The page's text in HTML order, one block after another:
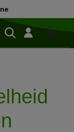
Shop